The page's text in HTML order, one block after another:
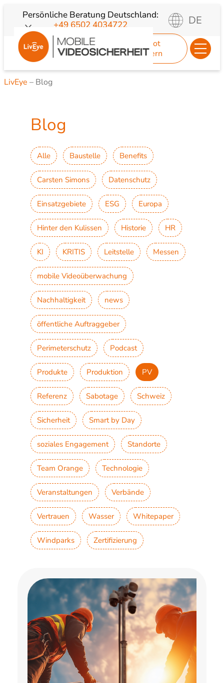
Inhalt
springen
Persönliche Beratung Deutschland:
+49 6502 4034722
DE
Angebot
anfordern
LivEye – Blog
Blog
Alle Baustelle Benefits
Carsten Simons Datenschutz
Einsatzgebiete ESG Europa
Hinter den Kulissen Historie HR
KI KRITIS Leitstelle Messen
mobile Videoüberwachung
Nachhaltigkeit news
öffentliche Auftraggeber
Perimeterschutz Podcast
Produkte Produktion PV
Referenz Sabotage Schweiz
Sicherheit Smart by Day
soziales Engagement Standorte
Team Orange Technologie
Veranstaltungen Verbände
Vertrauen Wasser Whitepaper
Windparks Zertifizierung